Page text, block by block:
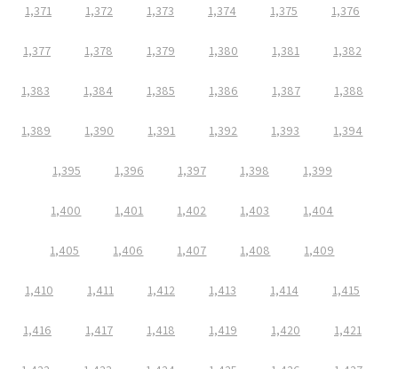
1,371 1,372 1,373 1,374 1,375 1,376
1,377 1,378 1,379 1,380 1,381 1,382
1,383 1,384 1,385 1,386 1,387 1,388
1,389 1,390 1,391 1,392 1,393 1,394
1,395 1,396 1,397 1,398 1,399
1,400 1,401 1,402 1,403 1,404
1,405 1,406 1,407 1,408 1,409
1,410 1,411 1,412 1,413 1,414 1,415
1,416 1,417 1,418 1,419 1,420 1,421